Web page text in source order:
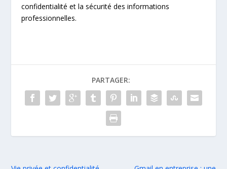
confidentialité et la sécurité des informations
professionnelles.
PARTAGER: